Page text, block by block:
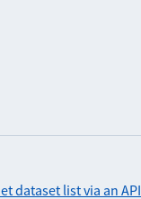
dataset list via an API